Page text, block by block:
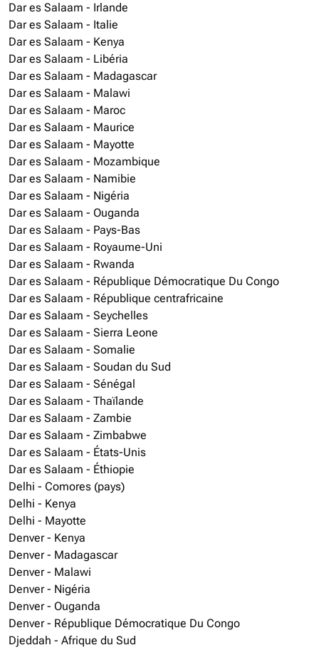
Dar es Salaam - Irlande
Dar es Salaam - Italie
Dar es Salaam - Kenya
Dar es Salaam - Libéria
Dar es Salaam - Madagascar
Dar es Salaam - Malawi
Dar es Salaam - Maroc
Dar es Salaam - Maurice
Dar es Salaam - Mayotte
Dar es Salaam - Mozambique
Dar es Salaam - Namibie
Dar es Salaam - Nigéria
Dar es Salaam - Ouganda
Dar es Salaam - Pays-Bas
Dar es Salaam - Royaume-Uni
Dar es Salaam - Rwanda
Dar es Salaam - République Démocratique Du Congo
Dar es Salaam - République centrafricaine
Dar es Salaam - Seychelles
Dar es Salaam - Sierra Leone
Dar es Salaam - Somalie
Dar es Salaam - Soudan du Sud
Dar es Salaam - Sénégal
Dar es Salaam - Thaïlande
Dar es Salaam - Zambie
Dar es Salaam - Zimbabwe
Dar es Salaam - États-Unis
Dar es Salaam - Éthiopie
Delhi - Comores (pays)
Delhi - Kenya
Delhi - Mayotte
Denver - Kenya
Denver - Madagascar
Denver - Malawi
Denver - Nigéria
Denver - Ouganda
Denver - République Démocratique Du Congo
Djeddah - Afrique du Sud